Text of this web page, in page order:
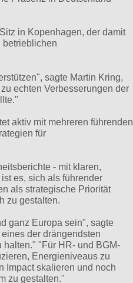
in Kopenhagen, der damit
betrieblichen
sagte Martin Kring,
echten Verbesserungen der
aktiv mit mehreren führenden
für
- mit klaren,
es, sich als führender
als strategische Priorität
zu gestalten.
ganz Europa sein", sagte
der drängendsten
"Für HR- und BGM-
Energieniveaus zu
Impact skalieren und noch
zu gestalten."